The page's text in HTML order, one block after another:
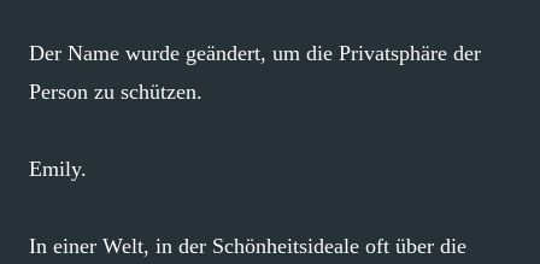
Der Name wurde geändert, um die Privatsphäre der
Person zu schützen.
Emily.
In einer Welt, in der Schönheitsideale oft über die